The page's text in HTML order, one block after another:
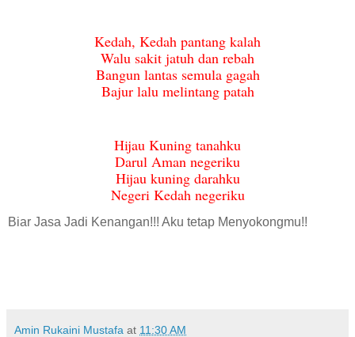
Kedah, Kedah pantang kalah
Walu sakit jatuh dan rebah
Bangun lantas semula gagah
Bajur lalu melintang patah
Hijau Kuning tanahku
Darul Aman negeriku
Hijau kuning darahku
Negeri Kedah negeriku
Biar Jasa Jadi Kenangan!!! Aku tetap Menyokongmu!!
Amin Rukaini Mustafa at 11:30 AM